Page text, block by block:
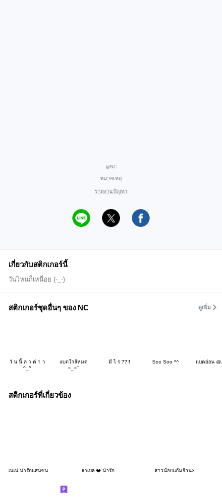
@NC
หมายเหตุ
รายงานปัญหา
เกี่ยวกับสติกเกอร์นี้
วันไหนก็เหนื่อย (-_-)
สติกเกอร์ชุดอื่นๆ ของ NC ดูเพิ่ม
วั น นี้ ล า ค่ า า
^_^
แบตใกล้หมด
=_=''
มี ไ ร ??!! Soo Soo ^^ แบตอ่อน
สติกเกอร์ที่เกี่ยวข้อง
เนเน่ น่ารักแสนซน ลาเบล ❤️ น่ารัก สาวน้อยแก้มอ้วน3